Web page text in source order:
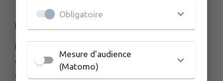
HORAIRES D'OUVERTURE
Du lundi au vendredi :
de 8h30 à 12h00
et de 13h30 à 17h00
Obligatoire
Mesure d'audience
(Matomo)